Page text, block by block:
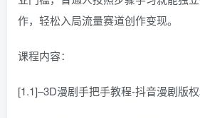
作，轻松入局流量赛道创作变现。
课程内容：
[1.1]–3D漫剧手把手教程-抖音漫剧版